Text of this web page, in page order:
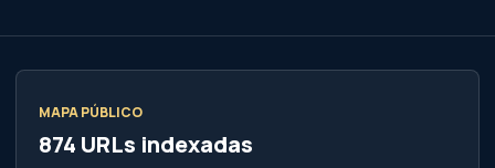
MAPA PÚBLICO
874 URLs indexadas